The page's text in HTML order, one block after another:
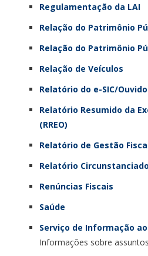
Regulamentação da LAI
Relação do Patrimônio
Relação do Patrimônio
Relação de Veículos
Relatório do e-SIC/
Relatório Resumido da
(RREO)
Relatório de Gestão
Relatório Circunstanciado
Renúncias Fiscais
Saúde
Serviço de Informação ao
Informações sobre